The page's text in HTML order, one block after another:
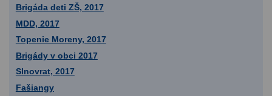
Brigáda deti ZŠ, 2017
MDD, 2017
Topenie Moreny, 2017
Brigády v obci 2017
Slnovrat, 2017
Fašiangy